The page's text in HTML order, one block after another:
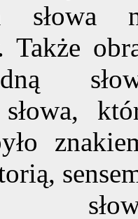
słowa
Także